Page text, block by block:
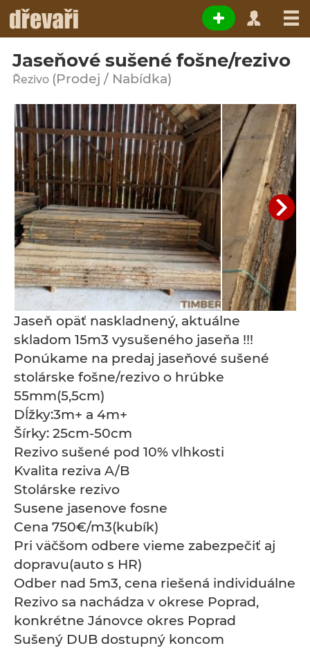
Jaseňové sušené fošne/rezivo
Řezivo (Prodej / Nabídka)
Jaseň opäť naskladnený, aktuálne
skladom 15m3 vysušeného jaseňa !!!
Ponúkame na predaj jaseňové sušené
stolárske fošne/rezivo o hrúbke
55mm(5,5cm)
Dĺžky:3m+ a 4m+
Šírky: 25cm-50cm
Rezivo sušené pod 10% vlhkosti
Kvalita reziva A/B
Stolárske rezivo
Susene jasenove fosne
Cena 750€/m3(kubík)
Pri väčšom odbere vieme zabezpečiť aj
dopravu(auto s HR)
Odber nad 5m3, cena riešená individuálne
Rezivo sa nachádza v okrese Poprad,
konkrétne Jánovce okres Poprad
Sušený DUB dostupný koncom